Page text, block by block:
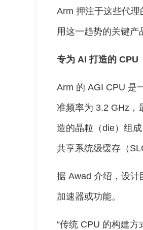
Arm 押注于这些代理
用这一趋势的关键产
专为 AI 打造的 CPU
Arm 的 AGI CPU 是
准频率为 3.2 GHz，
造的晶粒（die）组
共享系统级缓存（
据 Awad 介绍，设计
加速器或功能。
“传统 CPU 的构建方